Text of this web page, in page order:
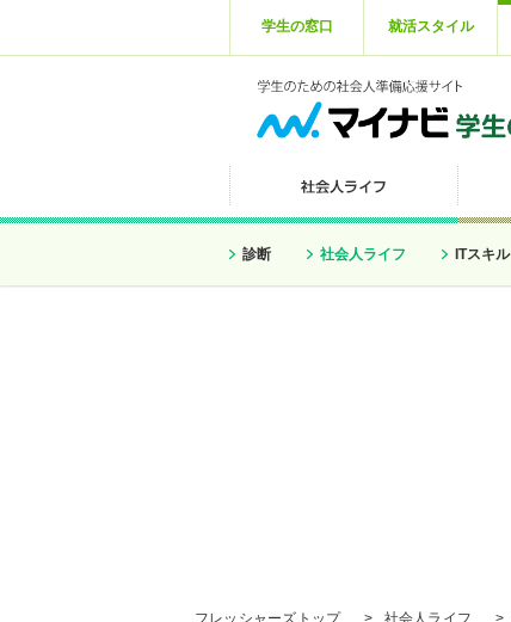
学生の窓口 就活スタイル
診断 社会人ライフ ITスキル
フレッシャーズトップ > 社会人ライフ >